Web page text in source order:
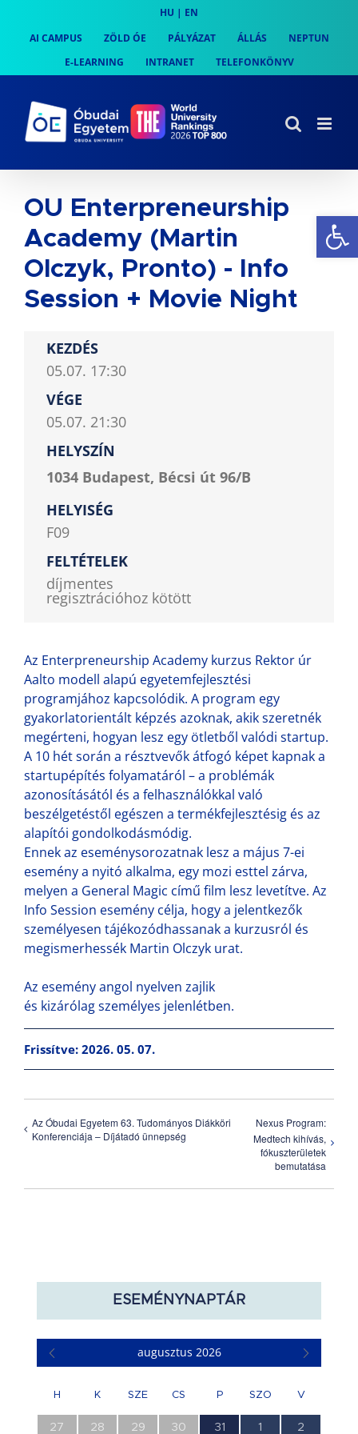
content
HU | EN
AI CAMPUS
ZÖLD ÓE PÁLYÁZAT ÁLLÁS
NEPTUN
E-LEARNING
INTRANET TELEFONKÖNYV
OU Enterpreneurship
Academy (Martin
Olczyk, Pronto) - Info
Session + Movie Night
KEZDÉS
05.07. 17:30
VÉGE
05.07. 21:30
HELYSZÍN
1034 Budapest, Bécsi út 96/B
HELYISÉG
F09
FELTÉTELEK
díjmentes
regisztrációhoz kötött
Az Enterpreneurship Academy kurzus Rektor úr
Aalto modell alapú egyetemfejlesztési
programjához kapcsolódik. A program egy
gyakorlatorientált képzés azoknak, akik szeretnék
megérteni, hogyan lesz egy ötletből valódi startup.
A 10 hét során a résztvevők átfogó képet kapnak a
startupépítés folyamatáról – a problémák
azonosításától és a felhasználókkal való
beszélgetéstől egészen a termékfejlesztésig és az
alapítói gondolkodásmódig.
Ennek az eseménysorozatnak lesz a május 7-ei
esemény a nyitó alkalma, egy mozi esttel zárva,
melyen a General Magic című film lesz levetítve. Az
Info Session esemény célja, hogy a jelentkezők
személyesen tájékozódhassanak a kurzusról és
megismerhessék Martin Olczyk urat.
Az esemény angol nyelven zajlik
és kizárólag személyes jelenlétben.
Frissítve: 2026. 05. 07.
Az Óbudai Egyetem 63. Tudományos Diákköri
Konferenciája – Díjátadó ünnepség
Nexus Program:
Medtech kihívás,
fókuszterületek
bemutatása
ESEMÉNYNAPTÁR
augusztus 2026
H K SZE CS P SZO V
0
27
0
28
0
29
0
30
131
0
1
0
2